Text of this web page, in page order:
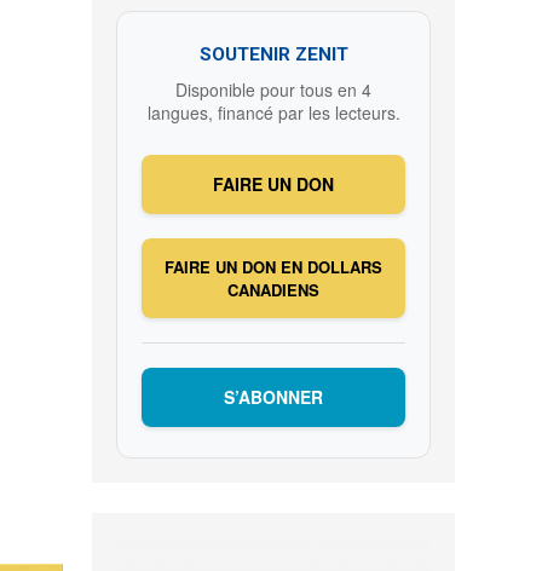
SOUTENIR ZENIT
Disponible pour tous en 4
langues, financé par les lecteurs.
FAIRE UN DON
FAIRE UN DON EN DOLLARS
CANADIENS
S’ABONNER